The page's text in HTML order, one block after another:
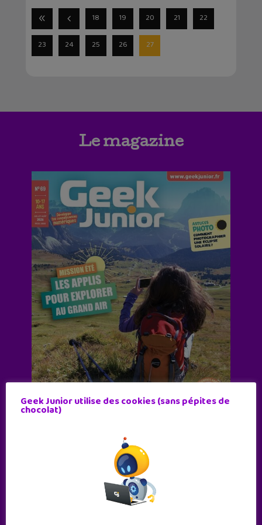
18 19 20 21 22
23 24 25 26 27
Le magazine
Abonne-toi !
11 numéros par an
Geek Junior utilise des cookies (sans pépites de
chocolat)